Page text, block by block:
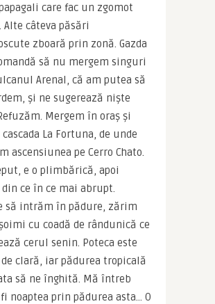
care fac un zgomot
Alte câteva păsări
zboară prin zonă. Gazda
să nu mergem singuri
Arenal, că am putea să
şi ne sugerează nişte
Mergem în oraş şi
La Fortuna, de unde
ascensiunea pe Cerro Chato.
e o plimbărică, apoi
ce în ce mai abrupt.
să intrăm în pădure, zărim
cu coadă de rândunică ce
cerul senin. Poteca este
clară, iar pădurea tropicală
să ne înghită. Mă întreb
noaptea prin pădurea asta… O